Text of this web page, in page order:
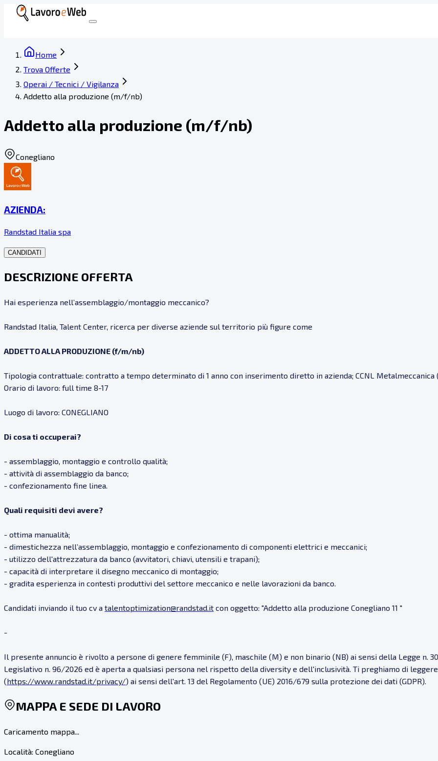
Home
Trova Offerte
Operai / Tecnici / Vigilanza
Addetto alla produzione (m/f/nb)
Addetto alla produzione (m/f/nb)
Conegliano
AZIENDA:
Randstad Italia spa
CANDIDATI
DESCRIZIONE OFFERTA
Hai esperienza nell’assemblaggio/montaggio meccanico?
Randstad Italia, Talent Center, ricerca per diverse aziende sul territorio più figure come
ADDETTO ALLA PRODUZIONE (f/m/nb)
Tipologia contrattuale: contratto a tempo determinato di 1 anno con inserimento diretto in azienda; CCNL Metalmeccanica
Orario di lavoro: full time 8-17
Luogo di lavoro: CONEGLIANO
Di cosa ti occuperai?
- assemblaggio, montaggio e controllo qualità;
- attività di assemblaggio da banco;
- confezionamento fine linea.
Quali requisiti devi avere?
- ottima manualità;
- dimestichezza nell’assemblaggio, montaggio e confezionamento di componenti elettrici e meccanici;
- utilizzo dell'attrezzatura da banco (avvitatori, chiavi, utensili e trapani);
- capacità di interpretare il disegno meccanico di montaggio;
- gradita esperienza in contesti produttivi del settore meccanico e nelle lavorazioni da banco.
Candidati inviando il tuo cv a talentoptimization@randstad.it con oggetto: "Addetto alla produzione Conegliano 11 "
-
Il presente annuncio è rivolto a persone di genere femminile (F), maschile (M) e non binario (NB) ai sensi della Legge n.
Legislativo n. 96/2026 ed è aperta a qualsiasi persona nel rispetto della diversity e dell'inclusività. Ti preghiamo di
(https://www.randstad.it/privacy/) ai sensi dell'art. 13 del Regolamento (UE) 2016/679 sulla protezione dei dati (GDPR).
MAPPA E SEDE DI LAVORO
Caricamento mappa...
Località: Conegliano